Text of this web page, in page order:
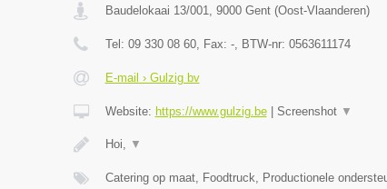
Baudelokaai 13/001, 9000 Gent(Oost-Vlaanderen)
Tel: 09 330 08 60, Fax: -, BTW-nr: 0563611174
E-mail › Gulzig bv
Website: https://www.gulzig.be| Screenshot ▼
Hoi, ▼
Catering op maat, Foodtruck, Productionele